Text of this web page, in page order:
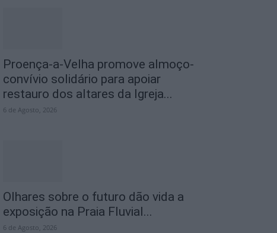
Proença-a-Velha promove almoço-
convívio solidário para apoiar
restauro dos altares da Igreja...
6 de Agosto, 2026
Olhares sobre o futuro dão vida a
exposição na Praia Fluvial...
6 de Agosto, 2026